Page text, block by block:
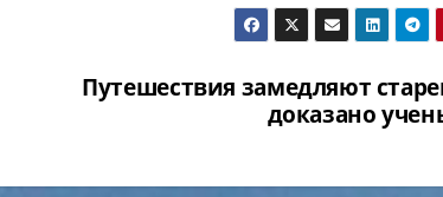
Путешествия замедляют
доказано